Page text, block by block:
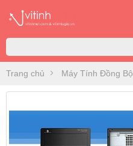
Trang chủ Máy Tính Đồng Bộ